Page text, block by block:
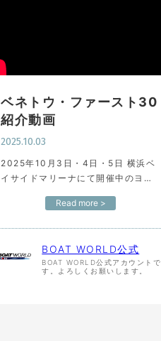
ベネトウ・ファースト30
紹介動画
2025.10.03
2025年10月3日・4日・5日 横浜ベ
イサイドマリーナにて開催中のヨコ
り【BENETEAU First 30】 ファー
Read more >
BOAT WORLD公式
BOAT WORLD公式アカウントで
す。よろしくお願いします。